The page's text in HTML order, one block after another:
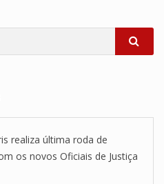
realiza última roda de
os novos Oficiais de Justiça